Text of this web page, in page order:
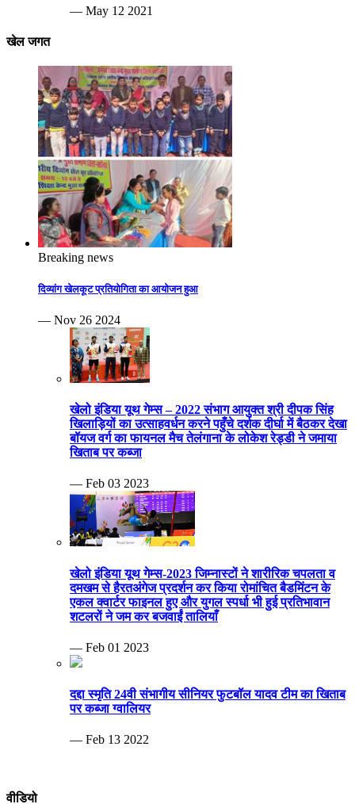
— May 12 2021
खेल जगत
Breaking news
दिव्यांग खेलकूट प्रतियोगिता का आयोजन हुआ
— Nov 26 2024
खेलो इंडिया यूथ गेम्स – 2022 संभाग आयुक्त श्री दीपक सिंह
खिलाड़ियों का उत्साहवर्धन करने पहुँचे दर्शक दीर्घा में बैठकर देखा
बॉयज वर्ग का फायनल मैच तेलंगाना के लोकेश रेड्डी ने जमाया
खिताब पर कब्जा
— Feb 03 2023
खेलो इंडिया यूथ गेम्स-2023 जिम्नास्टों ने शारीरिक चपलता व
दमखम से हैरतअंगेज प्रदर्शन कर किया रोमांचित बैडमिंटन के
एकल क्वार्टर फाइनल हुए और युगल स्पर्धा भी हुई प्रतिभावान
शटलरों ने जम कर बजवाईं तालियाँ
— Feb 01 2023
दद्दा स्मृति 24वी संभागीय सीनियर फुटबॉल यादव टीम का खिताब
पर कब्जा ग्वालियर
— Feb 13 2022
वीडियो